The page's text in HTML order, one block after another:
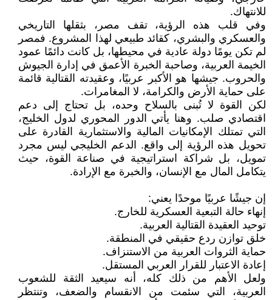
للانتهاك.
وفي قلب هذه الرؤية، تقف مصر، بثقلها التاريخي
والعسكري والبشري، كقائد طبيعي لهذا المشروع. فمصر
لم تكن يومًا دولة عادية في محيطها، بل كانت دائمًا عمود
الخيمة العربية، وصاحبة الخبرة الأعمق في إدارة الجيوش
والحروب. جيشها هو الأكبر عربيًا، وعقيدته القتالية قائمة
على حماية الأرض والكرامة، لا المغامرات.
لكن القوة لا تُبنى بالسلاح وحده، بل تحتاج إلى دعم
اقتصادي صلب. وهنا يأتي الدور المحوري لدول الخليج،
التي تمتلك الإمكانيات المالية والاستثمارية القادرة على
تحويل هذه الرؤية إلى واقع. الدعم الخليجي ليس مجرد
تمويل، بل شراكة استراتيجية في صناعة القوة، حيث
يتكامل المال مع الإنسان، والخبرة مع الإرادة.
إن جيشًا عربيًا موحدًا يعني:
إنهاء حالة التبعية العسكرية للخارج.
توحيد العقيدة القتالية العربية.
خلق توازن ردع حقيقي في المنطقة.
حماية الثروات العربية من الاستنزاف.
إعادة الاعتبار للقرار العربي المستقل.
ولعل الأهم من ذلك كله، أنه سيعيد الثقة للشعوب
العربية، التي سئمت من الانقسام والضعف، وتنتظر